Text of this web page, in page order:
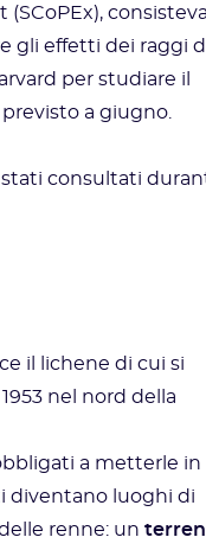
gli effetti dei raggi
per studiare il
a giugno.
stati consultati
il lichene di cui si
nel nord della
a metterle in
diventano luoghi di
renne: un